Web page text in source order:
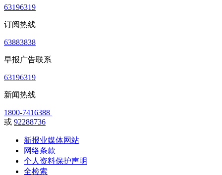
63196319
订阅热线
63883838
早报广告联系
63196319
新闻热线
1800-7416388
或 92288736
新报业媒体网站
网络条款
个人资料保护声明
全检索